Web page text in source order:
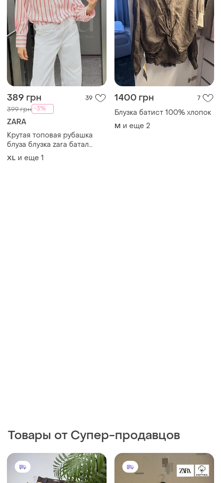
389 грн 39
399 грн -3%
ZARA
Крутая топовая рубашка
блуза блузка zara батал
большой размер оверсайз
свободная трендовая
шелковая шелковая шелк
атласная атласная
сатиновая
XL и еще
1400 грн 7
Блузка батист 100% хлопок
M и еще 2